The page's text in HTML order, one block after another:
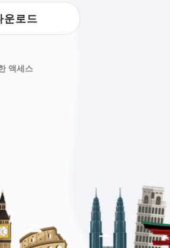
운로드
액세스